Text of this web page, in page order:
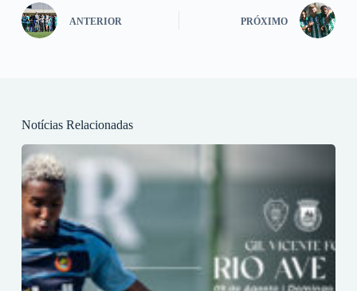
ANTERIOR PRÓXIMO
Notícias Relacionadas